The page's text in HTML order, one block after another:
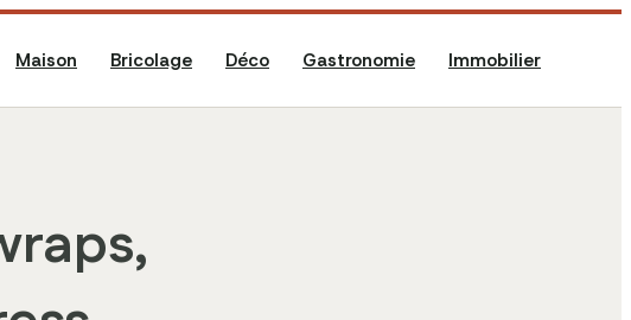
Maison Bricolage Déco Gastronomie Immobilier